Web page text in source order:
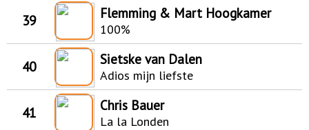
39 Flemming & Mart Hoogkamer
100%
40 Sietske van Dalen
Adios mijn liefste
41 Chris Bauer
La la Londen